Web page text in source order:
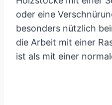
oder eine
besonders nützlich
die Arbeit mit einer
ist als mit einer